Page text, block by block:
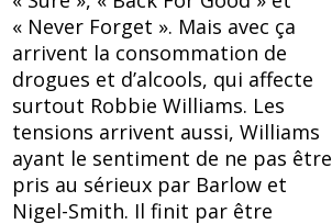
« Never Forget ». Mais avec ça
arrivent la consommation de
drogues et d’alcools, qui affecte
surtout Robbie Williams. Les
tensions arrivent aussi, Williams
ayant le sentiment de ne pas être
pris au sérieux par Barlow et
Nigel-Smith. Il finit par être